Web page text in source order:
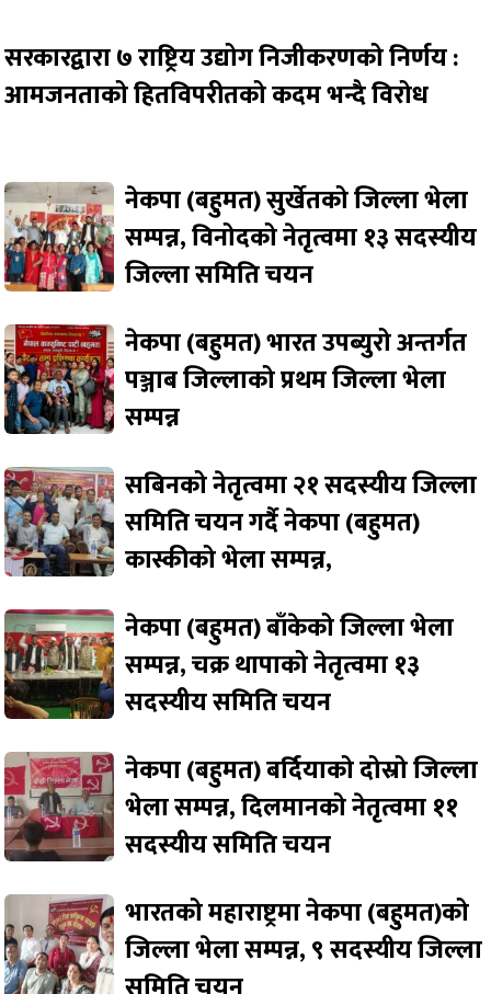
सरकारद्वारा ७ राष्ट्रिय उद्योग निजीकरणको निर्णय :
आमजनताको हितविपरीतको कदम भन्दै विरोध
नेकपा (बहुमत) सुर्खेतको जिल्ला भेला
सम्पन्न, विनोदको नेतृत्वमा १३ सदस्यीय
जिल्ला समिति चयन
नेकपा (बहुमत) भारत उपब्युरो अन्तर्गत
पञ्जाब जिल्लाको प्रथम जिल्ला भेला
सम्पन्न
सबिनको नेतृत्वमा २१ सदस्यीय जिल्ला
समिति चयन गर्दै नेकपा (बहुमत)
कास्कीको भेला सम्पन्न,
नेकपा (बहुमत) बाँकेको जिल्ला भेला
सम्पन्न, चक्र थापाको नेतृत्वमा १३
सदस्यीय समिति चयन
नेकपा (बहुमत) बर्दियाको दोस्रो जिल्ला
भेला सम्पन्न, दिलमानको नेतृत्वमा ११
सदस्यीय समिति चयन
भारतको महाराष्ट्रमा नेकपा (बहुमत)को
जिल्ला भेला सम्पन्न, ९ सदस्यीय जिल्ला